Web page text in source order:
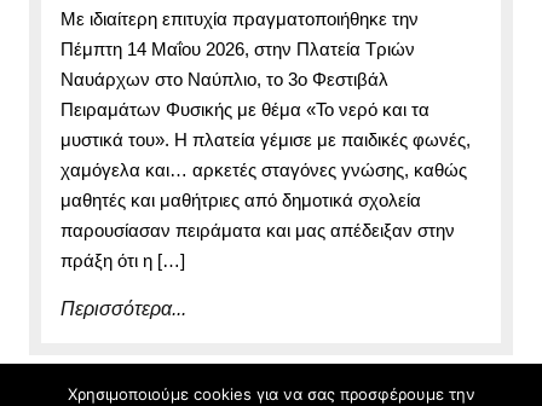
τα
μυστικά
του!
ΝΑΥΠΛΙΟΥ
Με ιδιαίτερη επιτυχία πραγματοποιήθηκε την
Πέμπτη 14 Μαΐου 2026, στην Πλατεία Τριών
Ναυάρχων στο Ναύπλιο, το 3ο Φεστιβάλ
Πειραμάτων Φυσικής με θέμα «Το νερό και τα
μυστικά του». Η πλατεία γέμισε με παιδικές φωνές,
χαμόγελα και… αρκετές σταγόνες γνώσης, καθώς
μαθητές και μαθήτριες από δημοτικά σχολεία
παρουσίασαν πειράματα και μας απέδειξαν στην
πράξη ότι η […]
Περισσότερα...
Χρησιμοποιούμε cookies για να σας προσφέρουμε την